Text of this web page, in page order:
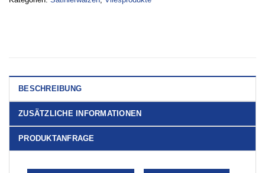
BESCHREIBUNG
ZUSÄTZLICHE INFORMATIONEN
PRODUKTANFRAGE